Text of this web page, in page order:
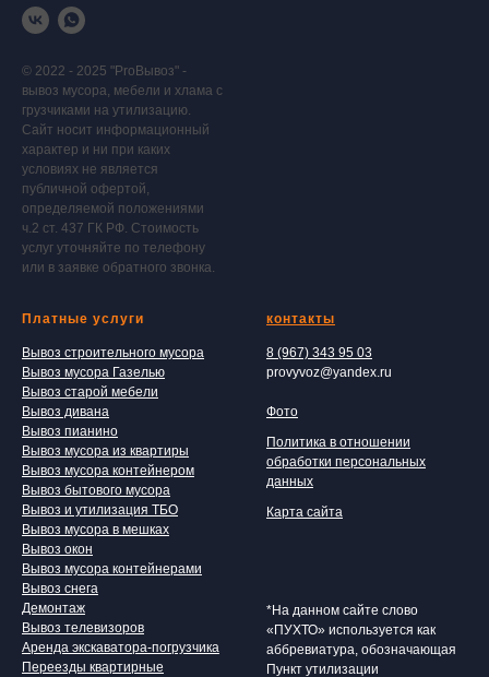
© 2022 - 2025 "ProВывоз" -
вывоз мусора, мебели и хлама с
грузчиками на утилизацию.
Сайт носит информационный
характер и ни при каких
условиях не является
публичной офертой,
определяемой положениями
ч.2 ст. 437 ГК РФ. Стоимость
услуг уточняйте по телефону
или в заявке обратного звонка.
Платные услуги
Вывоз строительного мусора
Вывоз мусора Газелью
Вывоз старой мебели
Вывоз дивана
Вывоз пианино
Вывоз мусора из квартиры
Вывоз мусора контейнером
Вывоз бытового мусора
Вывоз и утилизация ТБО
Вывоз мусора в мешках
Вывоз окон
Вывоз мусора контейнерами
Вывоз снега
Демонтаж
Вывоз телевизоров
Аренда экскаватора-погрузчика
Переезды квартирные
контакты
8 (967) 343 95 03
provyvoz@yandex.ru
Фото
Политика в отношении
обработки персональных
данных
Карта сайта
*На данном сайте слово
«ПУХТО» используется как
аббревиатура, обозначающая
Пункт утилизации